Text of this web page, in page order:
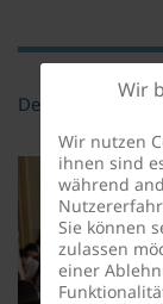
Der Deutsche
Wir
Wir nutzen
ihnen sind
während
Sie können
zulassen
einer